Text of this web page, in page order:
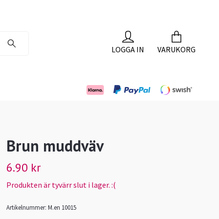
LOGGA IN VARUKORG
Brun muddväv
6.90 kr
Produkten är tyvärr slut i lager. :(
Artikelnummer: M.en 10015